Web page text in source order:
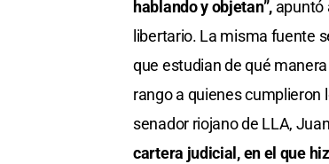
hablando y objetan”, apuntó
libertario. La misma fuente
que estudian de qué
rango a quienes cumplieron
senador riojano de LLA,
cartera judicial, en el que